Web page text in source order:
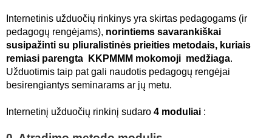
Internetinis užduočių rinkinys yra skirtas pedagogams (ir
pedagogų rengėjams), norintiems savarankiškai
susipažinti su pliuralistinės prieities metodais, kuriais
remiasi parengta KKPMMM mokomoji medžiaga.
Užduotimis taip pat gali naudotis pedagogų rengėjai
besirengiantys seminarams ar jų metu.
Internetinį užduočių rinkinį sudaro 4 moduliai :